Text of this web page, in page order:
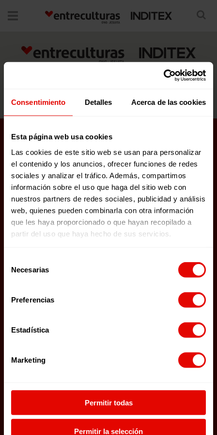
Consentimiento Detalles Acerca de las cookies
Esta página web usa cookies
Las cookies de este sitio web se usan para personalizar
el contenido y los anuncios, ofrecer funciones de redes
sociales y analizar el tráfico. Además, compartimos
información sobre el uso que haga del sitio web con
nuestros partners de redes sociales, publicidad y análisis
web, quienes pueden combinarla con otra información
que les haya proporcionado o que hayan recopilado a
partir del uso que haya hecho de sus servicios.
Necesarias
Preferencias
Estadística
Marketing
Permitir todas
Permitir la selección
25 AÑOS DE COLABORACIÓN
PROYECTOS EN MARCHA
GO II: GENERANDO OPORTUNIDADES
FRONTERAS DE AMÉRICA DEL SUR
VER PROYECTOS
ENCUÉNTRANOS
TWITTER